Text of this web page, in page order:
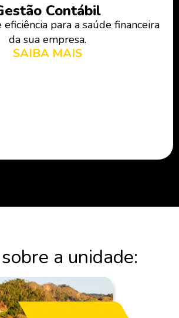
Fiscal Tributária
e maximize oportunidades fiscais.
SAIBA MAIS
a unidade: